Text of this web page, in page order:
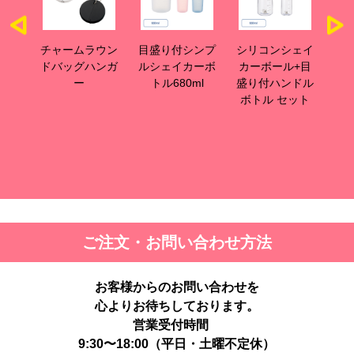
チャームラウン
ドバッグハンガ
ー
目盛り付シンプ
ルシェイカーボ
トル680ml
シリコンシェイ
カーボール+目
盛り付ハンドル
ボトル セット
ご注文・お問い合わせ方法
お客様からのお問い合わせを
心よりお待ちしております。
営業受付時間
9:30〜18:00（平日・土曜不定休）